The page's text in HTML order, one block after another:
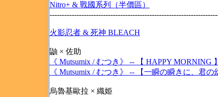
Nitro+ & 戰國系列（半價區）
火影忍者 & 死神 BLEACH
鼬 × 佐助
《 Mutsumix / むつき》 -- 【 HAPPY MORNING
《 Mutsumix / むつき》 -- 【一瞬の瞬きに、君の
烏魯基歐拉 × 織姫